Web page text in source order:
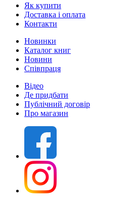
Як купити
Доставка і оплата
Контакти
Новинки
Каталог книг
Новини
Співпраця
Відео
Де придбати
Публічний договір
Про магазин